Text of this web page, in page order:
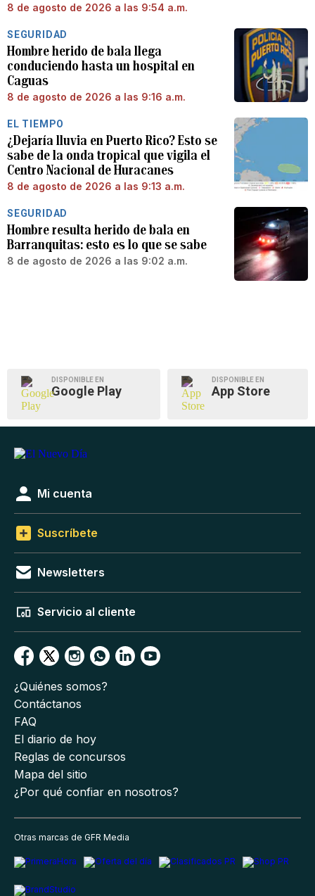
8 de agosto de 2026 a las 9:54 a.m.
SEGURIDAD
Hombre herido de bala llega
conduciendo hasta un hospital en
Caguas
8 de agosto de 2026 a las 9:16 a.m.
EL TIEMPO
¿Dejaría lluvia en Puerto Rico? Esto se
sabe de la onda tropical que vigila el
Centro Nacional de Huracanes
8 de agosto de 2026 a las 9:13 a.m.
SEGURIDAD
Hombre resulta herido de bala en
Barranquitas: esto es lo que se sabe
8 de agosto de 2026 a las 9:02 a.m.
DISPONIBLE EN
Google Play
DISPONIBLE EN
App Store
Mi cuenta
Suscríbete
Newsletters
Servicio al cliente
¿Quiénes somos?
Contáctanos
FAQ
El diario de hoy
Reglas de concursos
Mapa del sitio
¿Por qué confiar en nosotros?
Otras marcas de GFR Media